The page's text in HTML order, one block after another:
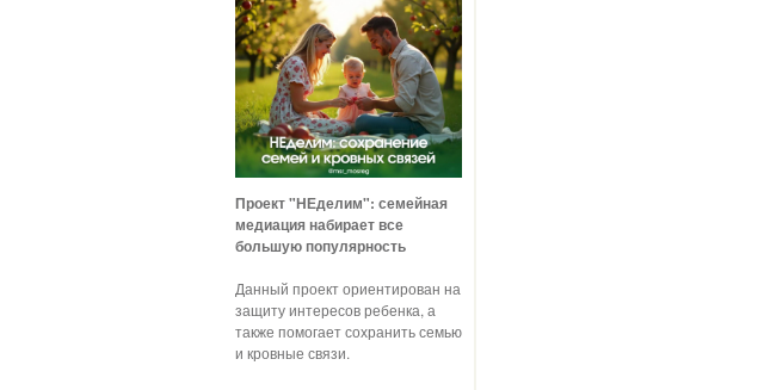
Проект "НЕделим": семейная
медиация набирает все
большую популярность
Данный проект ориентирован на
защиту интересов ребенка, а
также помогает сохранить семью
и кровные связи.